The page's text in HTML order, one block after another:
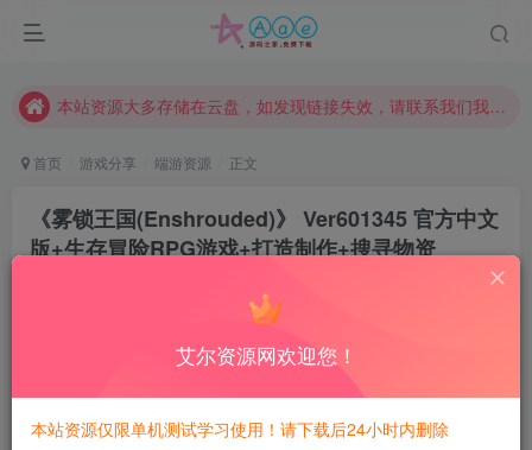
本网站的文章部分内容可能来源于网络，仅供大家学习与参考，如有侵权，请联系站长QQ466107887进行删除处理。
本站资源大多存储在云盘，如发现链接失效，请联系我们我们会第一时间更新。
请勿相信任何评论区广告！以免上当受骗！
本网站的文章部分内容可能来源于网络，仅供大家学习与参考，如有侵权，请联系站长QQ466107887进行删除处理。
首页 游戏分享 端游资源 正文
《雾锁王国(Enshrouded)》 Ver601345 官方中文
版+生存冒险RPG游戏+打造制作+搜寻物资
每日活跃最高可获得600积分！所有资源可以使用
积分免费兑换！
艾尔资源网欢迎您！
本站资源仅限单机测试学习使用！请下载后24小时内删除